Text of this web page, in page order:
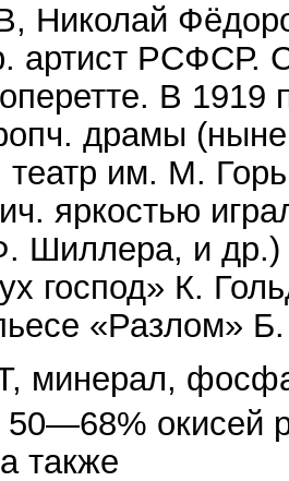
артист РСФСР.
В 1919
драмы
театр им. М.
яркостью
Шиллера, и
господ» К.
«Разлом»
окисей
также